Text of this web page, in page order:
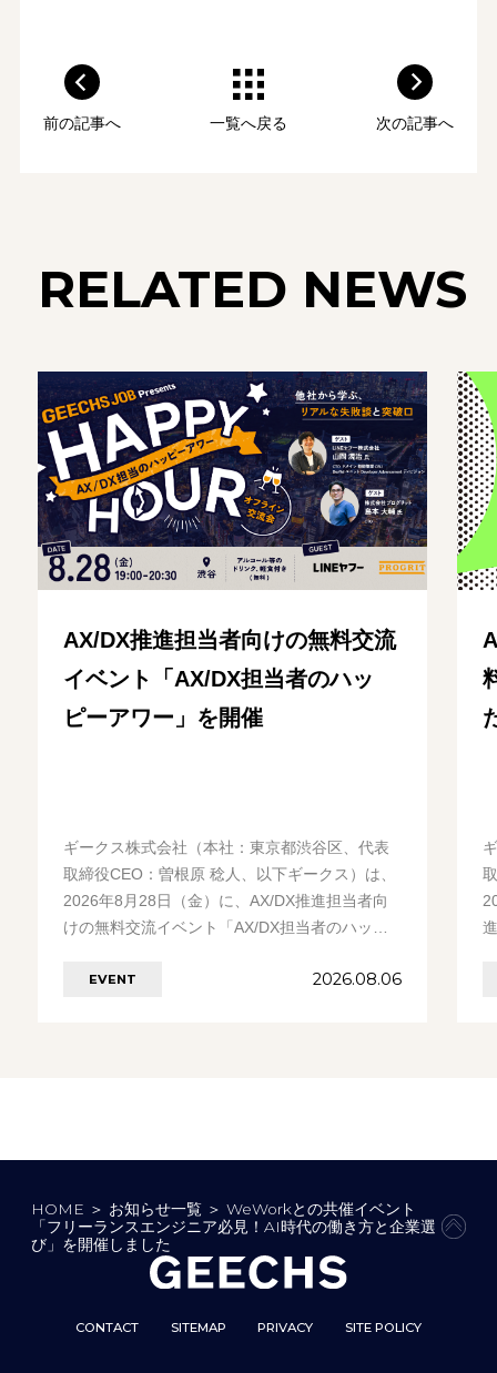
前の記事へ 一覧へ戻る 次の記事へ
RELATED NEWS
AX/DX推進担当者向けの無料交流
イベント「AX/DX担当者のハッ
ピーアワー」を開催
ギークス株式会社（本社：東京都渋谷区、代表
取締役CEO：曽根原 稔人、以下ギークス）は、
2026年8月28日（金）に、AX/DX推進担当者向
けの無料交流イベント「AX/DX担当者のハッ
続きを見る
EVENT 2026.08.06
HOME ＞ お知らせ一覧＞ WeWorkとの共催イベント
「フリーランスエンジニア必見！AI時代の働き方と企業選
び」を開催しました
CONTACT SITEMAP PRIVACY SITE POLICY